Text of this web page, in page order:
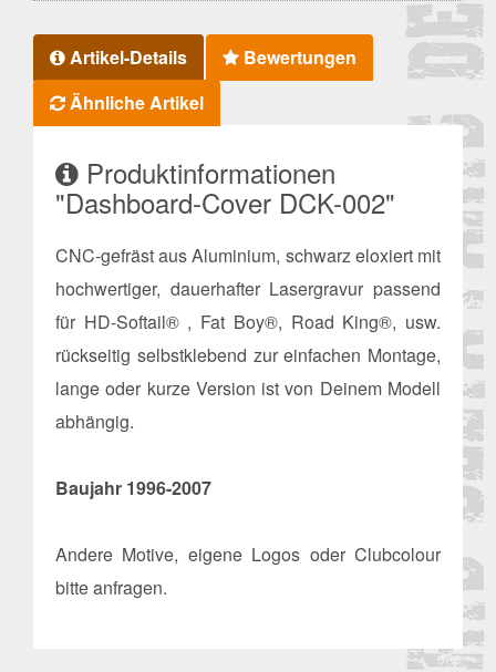
Artikel-Details
Bewertungen
Ähnliche Artikel
Produktinformationen
"Dashboard-Cover DCK-002"
CNC-gefräst aus Aluminium, schwarz eloxiert mit
hochwertiger, dauerhafter Lasergravur passend
für HD-Softail® , Fat Boy®, Road King®, usw.
rückseitig selbstklebend zur einfachen Montage,
lange oder kurze Version ist von Deinem Modell
abhängig.
Baujahr 1996-2007
Andere Motive, eigene Logos oder Clubcolour
bitte anfragen.